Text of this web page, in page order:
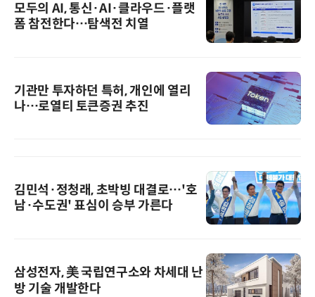
모두의 AI, 통신·AI·클라우드·플랫
폼 참전한다…탐색전 치열
기관만 투자하던 특허, 개인에 열리
나…로열티 토큰증권 추진
김민석·정청래, 초박빙 대결로…'호
남·수도권' 표심이 승부 가른다
삼성전자, 美 국립연구소와 차세대 난
방 기술 개발한다